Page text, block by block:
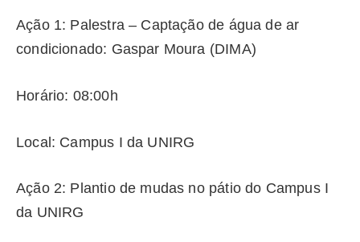
Ação 1: Palestra – Captação de água de ar
condicionado: Gaspar Moura (DIMA)
Horário: 08:00h
Local: Campus I da UNIRG
Ação 2: Plantio de mudas no pátio do Campus I
da UNIRG